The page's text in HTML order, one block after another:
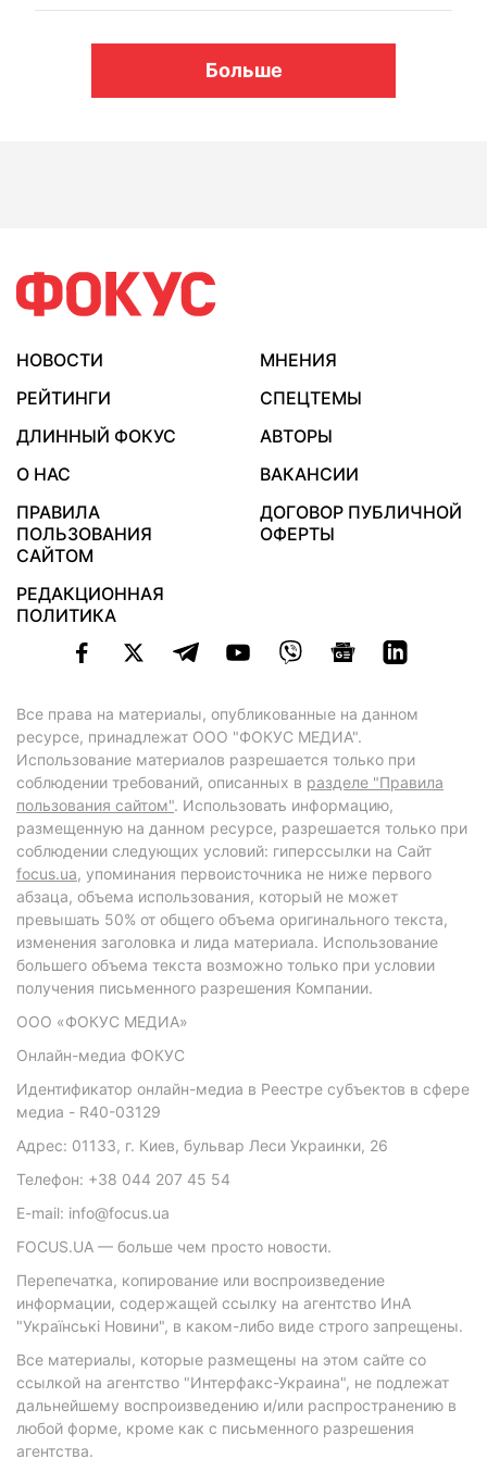
Больше
НОВОСТИ
МНЕНИЯ
РЕЙТИНГИ
СПЕЦТЕМЫ
ДЛИННЫЙ ФОКУС
АВТОРЫ
О НАС
ВАКАНСИИ
ПРАВИЛА
ПОЛЬЗОВАНИЯ
САЙТОМ
ДОГОВОР ПУБЛИЧНОЙ
ОФЕРТЫ
РЕДАКЦИОННАЯ
ПОЛИТИКА
Все права на материалы, опубликованные на данном
ресурсе, принадлежат ООО "ФОКУС МЕДИА".
Использование материалов разрешается только при
соблюдении требований, описанных в разделе "Правила
пользования сайтом". Использовать информацию,
размещенную на данном ресурсе, разрешается только при
соблюдении следующих условий: гиперссылки на Сайт
focus.ua, упоминания первоисточника не ниже первого
абзаца, объема использования, который не может
превышать 50% от общего объема оригинального текста,
изменения заголовка и лида материала. Использование
большего объема текста возможно только при условии
получения письменного разрешения Компании.
ООО «ФОКУС МЕДИА»
Онлайн-медиа ФОКУС
Идентификатор онлайн-медиа в Реестре субъектов в сфере
медиа - R40-03129
Адрес: 01133, г. Киев, бульвар Леси Украинки, 26
Телефон: +38 044 207 45 54
E-mail: info@focus.ua
FOCUS.UA — больше чем просто новости.
Перепечатка, копирование или воспроизведение
информации, содержащей ссылку на агентство ИнА
"Українські Новини", в каком-либо виде строго запрещены.
Все материалы, которые размещены на этом сайте со
ссылкой на агентство "Интерфакс-Украина", не подлежат
дальнейшему воспроизведению и/или распространению в
любой форме, кроме как с письменного разрешения
агентства.